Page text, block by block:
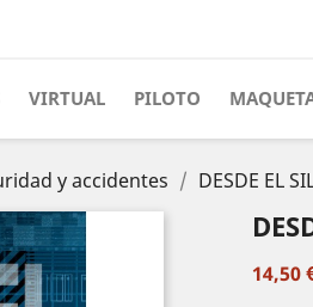
VIRTUAL PILOTO
y accidentes DESDE EL
14,50